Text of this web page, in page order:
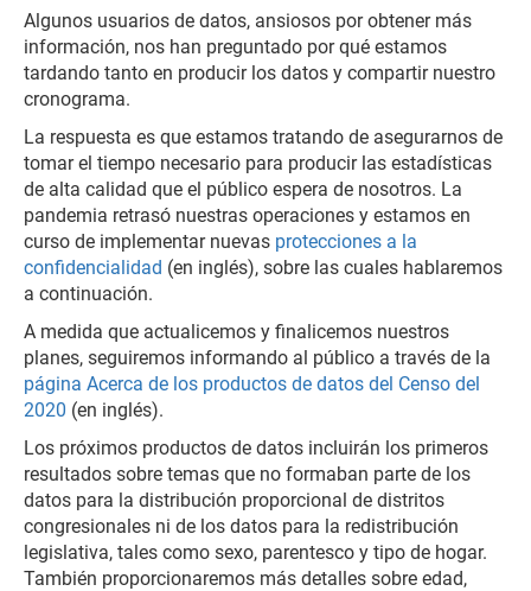
Algunos usuarios de datos, ansiosos por obtener más
información, nos han preguntado por qué estamos
tardando tanto en producir los datos y compartir nuestro
cronograma.
La respuesta es que estamos tratando de asegurarnos de
tomar el tiempo necesario para producir las estadísticas
de alta calidad que el público espera de nosotros. La
pandemia retrasó nuestras operaciones y estamos en
curso de implementar nuevas protecciones a la
confidencialidad (en inglés), sobre las cuales hablaremos
a continuación.
A medida que actualicemos y finalicemos nuestros
planes, seguiremos informando al público a través de la
página Acerca de los productos de datos del Censo del
2020 (en inglés).
Los próximos productos de datos incluirán los primeros
resultados sobre temas que no formaban parte de los
datos para la distribución proporcional de distritos
congresionales ni de los datos para la redistribución
legislativa, tales como sexo, parentesco y tipo de hogar.
También proporcionaremos más detalles sobre edad,